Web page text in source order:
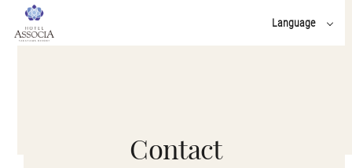
Language
Contact